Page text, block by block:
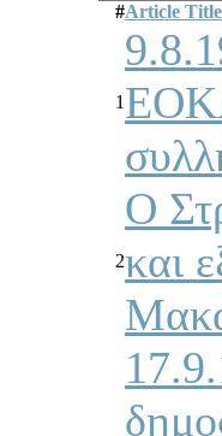
#Article Title
1
2
Ο
και